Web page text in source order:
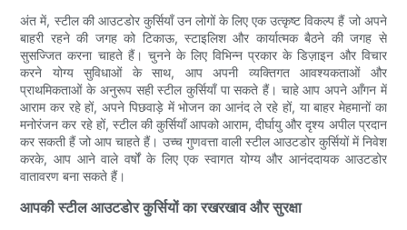
अंत में, स्टील की आउटडोर कुर्सियाँ उन लोगों के लिए एक उत्कृष्ट विकल्प हैं जो अपने
बाहरी रहने की जगह को टिकाऊ, स्टाइलिश और कार्यात्मक बैठने की जगह से
सुसज्जित करना चाहते हैं। चुनने के लिए विभिन्न प्रकार के डिज़ाइन और विचार
करने योग्य सुविधाओं के साथ, आप अपनी व्यक्तिगत आवश्यकताओं और
प्राथमिकताओं के अनुरूप सही स्टील कुर्सियाँ पा सकते हैं। चाहे आप अपने आँगन में
आराम कर रहे हों, अपने पिछवाड़े में भोजन का आनंद ले रहे हों, या बाहर मेहमानों का
मनोरंजन कर रहे हों, स्टील की कुर्सियाँ आपको आराम, दीर्घायु और दृश्य अपील प्रदान
कर सकती हैं जो आप चाहते हैं। उच्च गुणवत्ता वाली स्टील आउटडोर कुर्सियों में निवेश
करके, आप आने वाले वर्षों के लिए एक स्वागत योग्य और आनंददायक आउटडोर
वातावरण बना सकते हैं।
आपकी स्टील आउटडोर कुर्सियों का रखरखाव और सुरक्षा